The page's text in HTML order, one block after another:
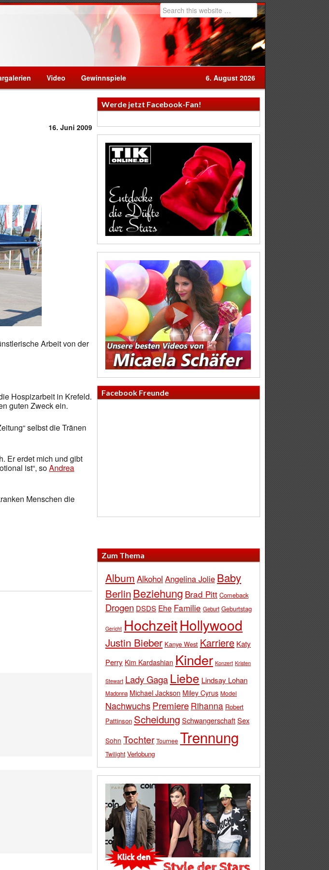
Video Gewinnspiele 6. August 2026
16. Juni 2009
Arbeit von der
Hospizarbeit in Krefeld.
guten Zweck ein.
selbst die Tränen
Er erdet mich und gibt
ist“, soAndrea
Menschen die
Werde jetzt Facebook-Fan!
Facebook Freunde
Zum Thema
Album Alkohol Angelina Jolie Baby
Berlin Beziehung Brad Pitt Comeback
Drogen DSDS Ehe Familie Geburt Geburtstag
Gericht HochzeitHollywood
Justin Bieber Kanye West Karriere Katy
Perry Kim Kardashian Kinder Konzert Kristen
Stewart Lady Gaga Liebe Lindsay Lohan
Madonna Michael Jackson Miley Cyrus Model
Nachwuchs Premiere Rihanna Robert
Pattinson Scheidung SchwangerschaftSex
Sohn Tochter Tournee Trennung
Twilight Verlobung